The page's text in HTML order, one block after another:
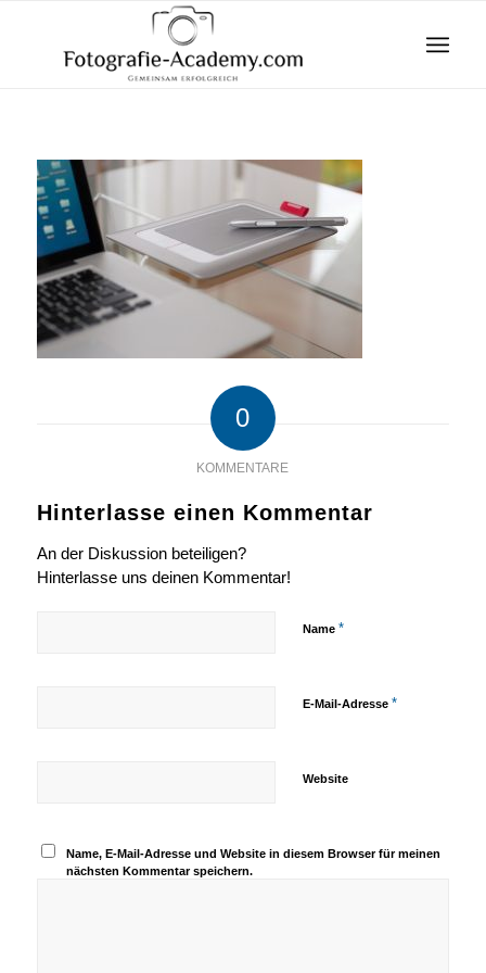
0
KOMMENTARE
Hinterlasse einen Kommentar
An der Diskussion beteiligen?
Hinterlasse uns deinen Kommentar!
Name *
E-Mail-Adresse *
Website
Name, E-Mail-Adresse und Website in diesem Browser für meinen
nächsten Kommentar speichern.